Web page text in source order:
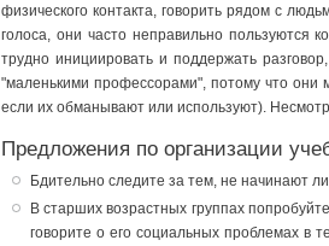
физического контакта, говорить рядом с
голоса, они часто неправильно пользуются
трудно инициировать и поддержать
"маленькими профессорами", потому что они
если их обманывают или используют).
Предложения по организации
Бдительно следите за тем, не начинают
В старших возрастных группах
говорите о его социальных проблемах в